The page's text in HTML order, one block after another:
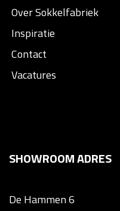
Over Sokkelfabriek
Inspiratie
Contact
Vacatures
SHOWROOM ADRES
De Hammen 6